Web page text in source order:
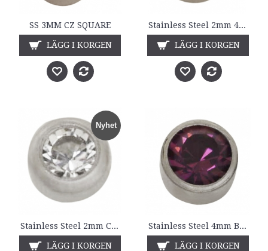
SS 3MM CZ SQUARE
LÄGG I KORGEN
Stainless Steel 2mm 4-Prong CZ
LÄGG I KORGEN
Nyhet
Stainless Steel 2mm Crystal Bezel
LÄGG I KORGEN
Stainless Steel 4mm Bezel Amethyst Crystal
LÄGG I KORGEN